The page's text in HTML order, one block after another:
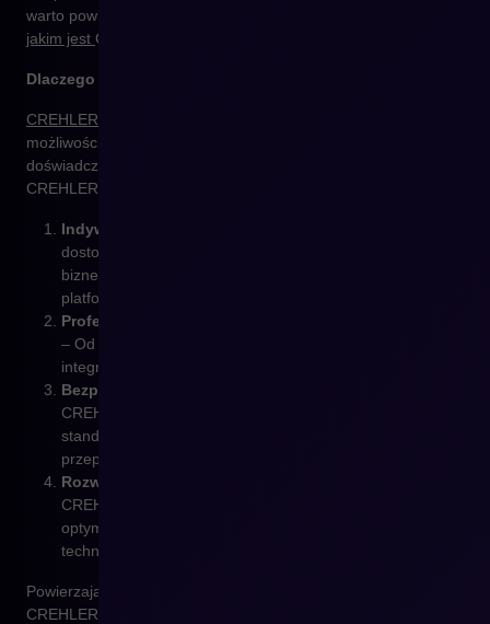
warto powierzyć jego wdrożenie
jakim jest CREHLER.
Dlaczego warto wybrać CREHLER?
CREHLER to zespół ekspertów
możliwości i potencjał
doświadczeniu w realizacji projektów dla różnorodnych branż,
CREHLER zapewnia:
Indywidualne podejście
dostosowywany do specyficznych potrzeb Twojego
biznesu, co pozwala maksymalnie wykorzystać możliwości
platformy.
Profesjonalne wsparcie na każdym etapie wdrożenia
– Od analizy potrzeb, przez migrację danych, po
integrację z istniejącymi systemami.
Bezpieczeństwo i zgodność z regulacjami
CREHLER zadbają o to, by Twój sklep spełniał najwyższe
standardy bezpieczeństwa i był zgodny z obowiązującymi
przepisami, w tym RODO.
Rozwój i optymalizacja
CREHLER wspiera rozwój Twojego sklepu, oferując
optymalizację działania, szkolenia oraz bieżące wsparcie
techniczne.
Powierzając wdrożenie
CREHLER, zyskujesz pewność, że Twój projekt będzie